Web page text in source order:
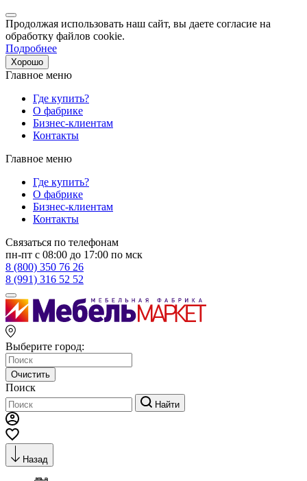
Продолжая использовать наш сайт, вы даете согласие на
обработку файлов cookie.
Подробнее
Хорошо
Главное меню
Где купить?
О фабрике
Бизнес-клиентам
Контакты
Главное меню
Где купить?
О фабрике
Бизнес-клиентам
Контакты
Связаться по телефонам
пн-пт с 08:00 до 17:00 по мск
8 (800) 350 76 26
8 (991) 316 52 52
Выберите город:
Очистить
Поиск
Найти
Назад